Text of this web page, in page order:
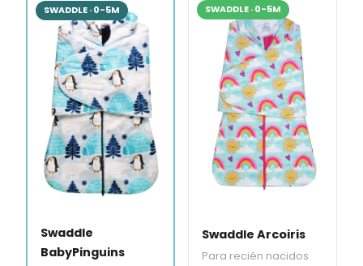
SWADDLE · 0-5M
Swaddle
BabyPinguins
SWADDLE · 0-5M
Swaddle Arcoiris
Para recién nacidos